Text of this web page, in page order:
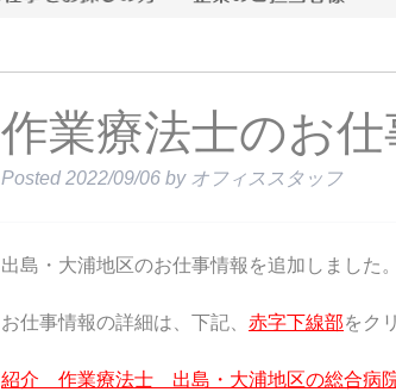
作業療法士のお仕
Posted 2022/09/06 by オフィススタッフ
出島・大浦地区のお仕事情報を追加しました。
お仕事情報の詳細は、下記、 赤字下線部をク
紹介 作業療法士 出島・大浦地区の総合病